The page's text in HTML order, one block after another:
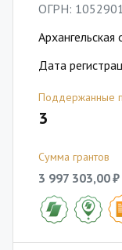
ОГРН:
Архангельская
Дата
Поддержанные
3
Сумма грантов
3 997 303,00 ₽